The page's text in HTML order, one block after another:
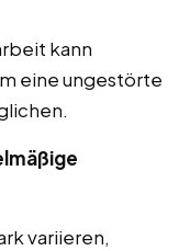
kann
eine ungestörte
variieren,